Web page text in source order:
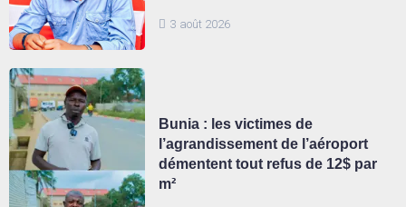
3 août 2026
Bunia : les victimes de
l’agrandissement de l’aéroport
démentent tout refus de 12$ par
m²